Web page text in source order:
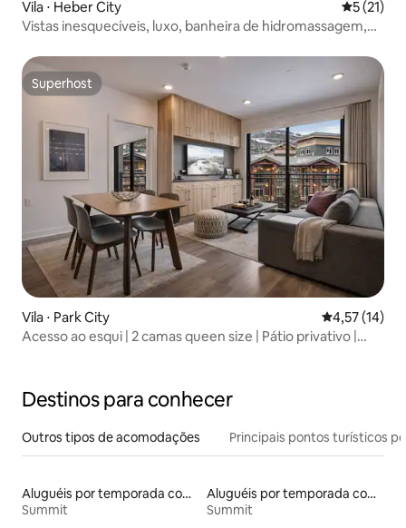
Vila ⋅ Heber City 5 de uma
5 (21)
Vistas inesquecíveis, luxo, banheira de hidromassagem,
Superhost
Superhost
Vila ⋅ Park City 4,57 de uma
4,57 (14)
Acesso ao esqui | 2 camas queen size | Pátio privativo |
Destinos para conhecer
Outros tipos de acomodações Principais pontos turísticos
Aluguéis por temporada com caiaque
Summit
Aluguéis por temporada com acesso ao lago
Summit